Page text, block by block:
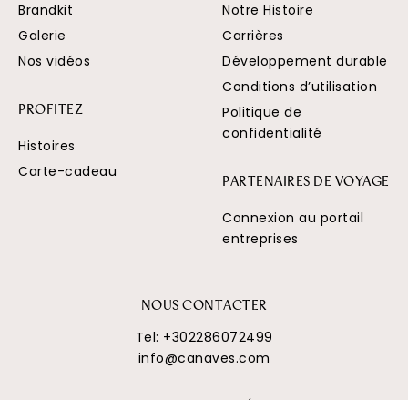
Brandkit
Galerie
Nos vidéos
PROFITEZ
Histoires
Carte-cadeau
Notre Histoire
Carrières
Développement durable
Conditions d’utilisation
Politique de
confidentialité
PARTENAIRES DE VOYAGE
Connexion au portail
entreprises
NOUS CONTACTER
Tel: +302286072499
info@canaves.com